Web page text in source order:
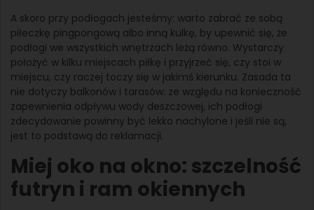
A skoro przy podłogach jesteśmy: warto zabrać ze sobą
piłeczkę pingpongową albo inną kulkę, by upewnić się, że
podłogi we wszystkich wnętrzach leżą równo. Wystarczy
położyć w kilku miejscach piłkę i przyjrzeć się, czy stoi w
miejscu, czy raczej toczy się w jakimś kierunku. Zasada ta
nie dotyczy balkonów i tarasów: ze względu na konieczność
zapewnienia odpływu wody deszczowej, ich podłogi
zdecydowanie powinny być lekko nachylone i jeśli nie są,
jest to podstawą do reklamacji.
Miej oko na okno: szczelność
futryn i ram okiennych